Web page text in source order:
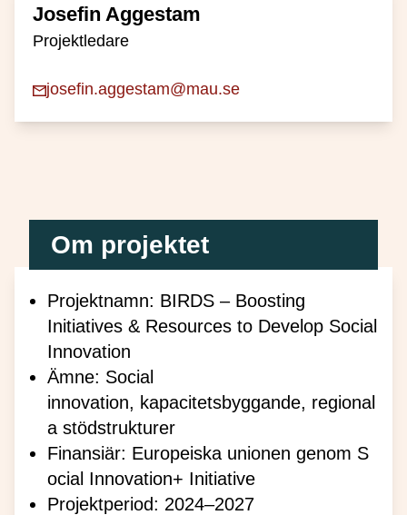
Josefin Aggestam
Projektledare
josefin.aggestam@mau.se
Om projektet
Projektnamn: BIRDS – Boosting
Initiatives & Resources to Develop Social
Innovation
Ämne: Social
innovation, kapacitetsbyggande, regional
a stödstrukturer
Finansiär: Europeiska unionen genom S
ocial Innovation+ Initiative
Projektperiod: 2024–2027